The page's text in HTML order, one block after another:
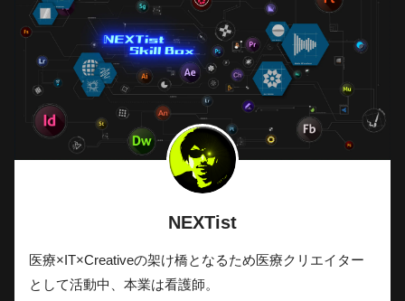
NEXTist
医療×IT×Creativeの架け橋となるため医療クリエイター
として活動中、本業は看護師。